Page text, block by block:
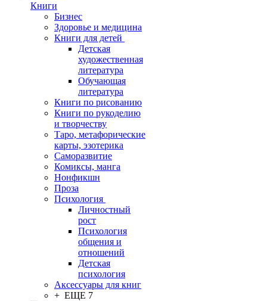
Книги
Бизнес
Здоровье и медицина
Книги для детей
Детская
художественная
литература
Обучающая
литература
Книги по рисованию
Книги по рукоделию
и творчеству
Таро, метафорические
карты, эзотерика
Саморазвитие
Комиксы, манга
Нонфикшн
Проза
Психология
Личностный
рост
Психология
общения и
отношений
Детская
психология
Аксессуары для книг
+ ЕЩЕ 7